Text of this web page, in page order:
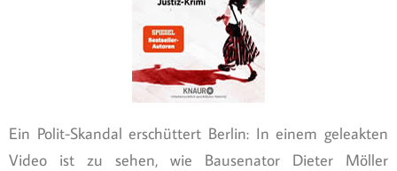
Ein Polit-Skandal erschüttert Berlin: In einem geleakten
Video ist zu sehen, wie Bausenator Dieter Möller